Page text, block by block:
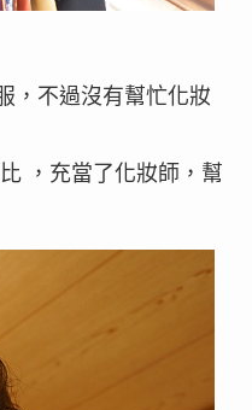
，不過沒有幫忙化妝
，充當了化妝師，幫